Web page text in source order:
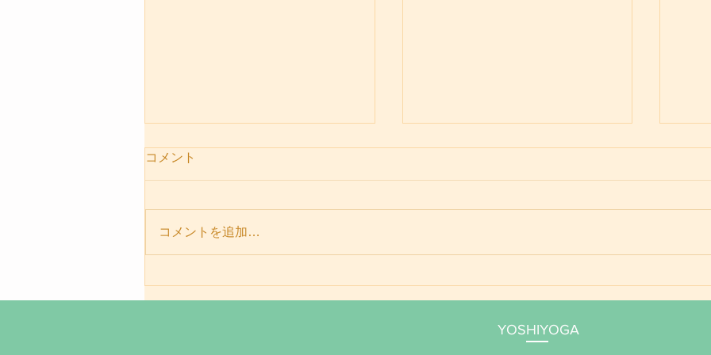
ー
サポート 2026
コメント
コメントを追加…
YOSHIYOGA